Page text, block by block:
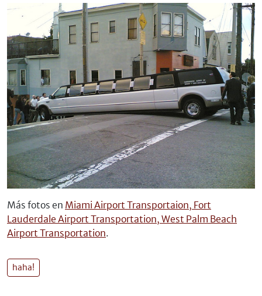
Más fotos en Miami Airport Transportaion, Fort
Lauderdale Airport Transportation, West Palm Beach
Airport Transportation.
haha!